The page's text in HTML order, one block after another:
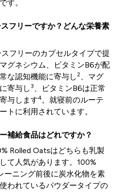
す。
フリーですか？どんな栄養素
フリーのカプセルタイプで提
グネシウム、ビタミンB6が配
な認知機能に寄与し2、マグ
寄与し 3
、ビタミンB6は正常
与します4。就寝前のルーテ
トに利用されています。
補給食品はどれですか？
Rolled Oatsはどちらも乳製
て人気があります。100%
ーニング前後に炭水化物を素
われているパウダータイプの